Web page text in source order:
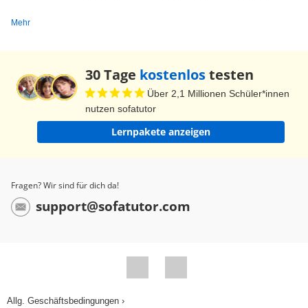
Freundin das Buch.“ „El libro“ wird ersetzt durch
„lo“. Das würde dann eigentlich heißen: „Le lo
doy.“, was aber nicht gut klingt. Das „le“ wird
ersetzt durch „se“. „Se lo doy.“, „Ich gebe es ihr.“
Plural: „Les doy los libros a mis amigos.“ „Los
libros“ wird ersetzt durch „los“. Eigentlich würde
„Les“ kommt weg und wird ersetzt durch „se“. „Se
„se“ vor „lo“, „la“, „los“ und „las“. Jetzt noch einmal
Mehr
30 Tage kostenlostesten
Über 2,1 Millionen Schüler*innen
nutzen sofatutor
Lernpakete anzeigen
Fragen? Wir sind für dich da!
support@sofatutor.com
Allg. Geschäftsbedingungen ›